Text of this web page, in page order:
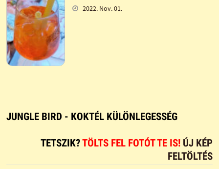
2022. Nov. 01.
JUNGLE BIRD - KOKTÉL KÜLÖNLEGESSÉG
TETSZIK?TÖLTS FEL FOTÓT TE IS! ÚJ KÉP
FELTÖLTÉS